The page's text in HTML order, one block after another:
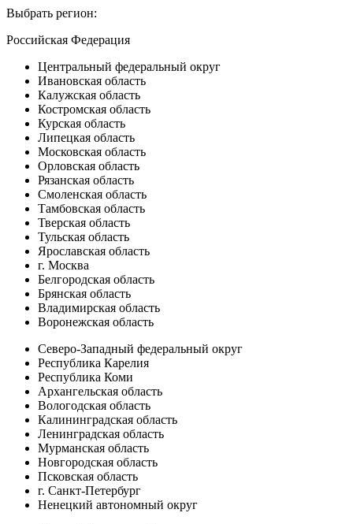
Выбрать регион:
Российская Федерация
Центральный федеральный округ
Ивановская область
Калужская область
Костромская область
Курская область
Липецкая область
Московская область
Орловская область
Рязанская область
Смоленская область
Тамбовская область
Тверская область
Тульская область
Ярославская область
г. Москва
Белгородская область
Брянская область
Владимирская область
Воронежская область
Северо-Западный федеральный округ
Республика Карелия
Республика Коми
Архангельская область
Вологодская область
Калининградская область
Ленинградская область
Мурманская область
Новгородская область
Псковская область
г. Санкт-Петербург
Ненецкий автономный округ